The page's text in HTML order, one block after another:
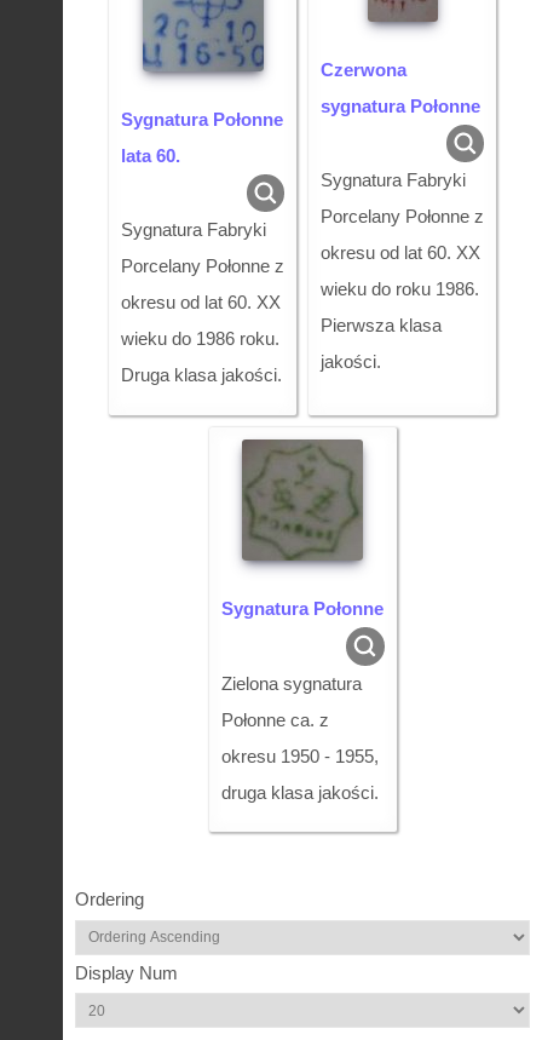
Sygnatura Połonne
lata 60.
Sygnatura Fabryki
Porcelany Połonne z
okresu od lat 60. XX
wieku do 1986 roku.
Druga klasa jakości.
Czerwona
sygnatura Połonne
Sygnatura Fabryki
Porcelany Połonne z
okresu od lat 60. XX
wieku do roku 1986.
Pierwsza klasa
jakości.
Sygnatura Połonne
Zielona sygnatura
Połonne ca. z
okresu 1950 - 1955,
druga klasa jakości.
Ordering
Display Num